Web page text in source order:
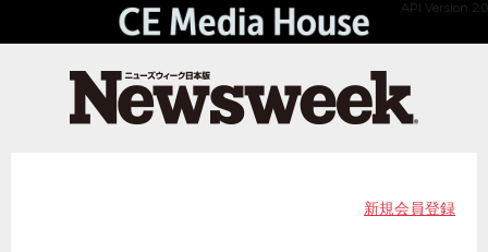
API Version 2.0
新規会員登録